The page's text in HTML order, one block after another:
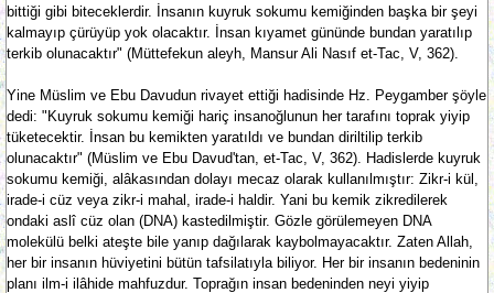
bittiği gibi biteceklerdir. İnsanın kuyruk sokumu kemiğinden başka bir şeyi
kalmayıp çürüyüp yok olacaktır. İnsan kıyamet gününde bundan yaratılıp
terkib olunacaktır" (Müttefekun aleyh, Mansur Ali Nasıf et-Tac, V, 362).
Yine Müslim ve Ebu Davudun rivayet ettiği hadisinde Hz. Peygamber şöyle
dedi: "Kuyruk sokumu kemiği hariç insanoğlunun her tarafını toprak yiyip
tüketecektir. İnsan bu kemikten yaratıldı ve bundan diriltilip terkib
olunacaktır" (Müslim ve Ebu Davud'tan, et-Tac, V, 362). Hadislerde kuyruk
sokumu kemiği, alâkasından dolayı mecaz olarak kullanılmıştır: Zikr-i kül,
irade-i cüz veya zikr-i mahal, irade-i haldir. Yani bu kemik zikredilerek
ondaki aslî cüz olan (DNA) kastedilmiştir. Gözle görülemeyen DNA
molekülü belki ateşte bile yanıp dağılarak kaybolmayacaktır. Zaten Allah,
her bir insanın hüviyetini bütün tafsilatıyla biliyor. Her bir insanın bedeninin
planı ilm-i ilâhide mahfuzdur. Toprağın insan bedeninden neyi yiyip